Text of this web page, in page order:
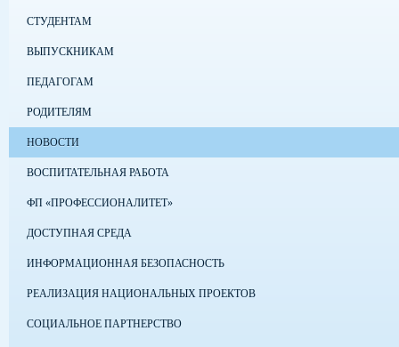
СТУДЕНТАМ
ВЫПУСКНИКАМ
ПЕДАГОГАМ
РОДИТЕЛЯМ
НОВОСТИ
ВОСПИТАТЕЛЬНАЯ РАБОТА
ФП «ПРОФЕССИОНАЛИТЕТ»
ДОСТУПНАЯ СРЕДА
ИНФОРМАЦИОННАЯ БЕЗОПАСНОСТЬ
РЕАЛИЗАЦИЯ НАЦИОНАЛЬНЫХ ПРОЕКТОВ
СОЦИАЛЬНОЕ ПАРТНЕРСТВО